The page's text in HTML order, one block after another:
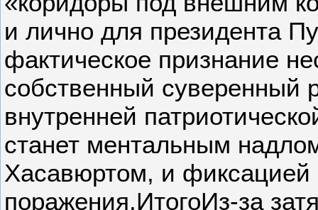
и лично для президента
фактическое признание
собственный суверенный
внутренней
станет ментальным
Хасавюртом, и фиксацией
поражения.ИтогоИз-за